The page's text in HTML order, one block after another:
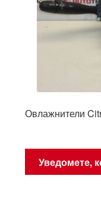
Овлажнители
Уведомете,